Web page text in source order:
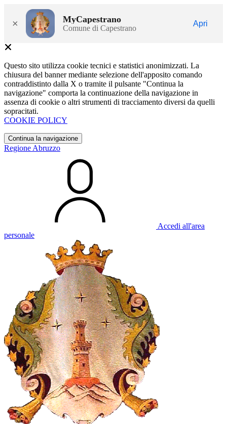
× MyCapestrano
Comune di Capestrano
Apri
Questo sito utilizza cookie tecnici e statistici anonimizzati. La
chiusura del banner mediante selezione dell'apposito comando
contraddistinto dalla X o tramite il pulsante "Continua la
navigazione" comporta la continuazione della navigazione in
assenza di cookie o altri strumenti di tracciamento diversi da quelli
sopracitati.
COOKIE POLICY
Continua la navigazione
Regione Abruzzo
Accedi all'area
personale